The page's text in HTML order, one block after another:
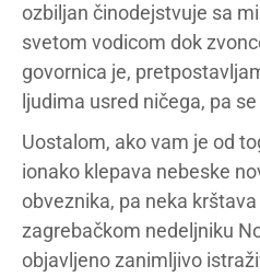
ozbiljan činodejstvuje sa
svetom vodicom dok
govornica je,
ljudima usred ničega, pa
Uostalom, ako vam je od
ionako klepava nebeske
obveznika, pa neka
zagrebačkom nedeljniku
objavljeno zanimljivo